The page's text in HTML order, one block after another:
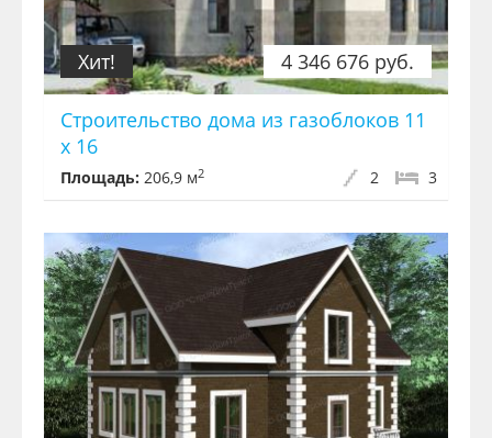
4 346 676 руб.
Хит!
Строительство дома из газоблоков 11
х 16
Площадь: 206,9 м2 3
2